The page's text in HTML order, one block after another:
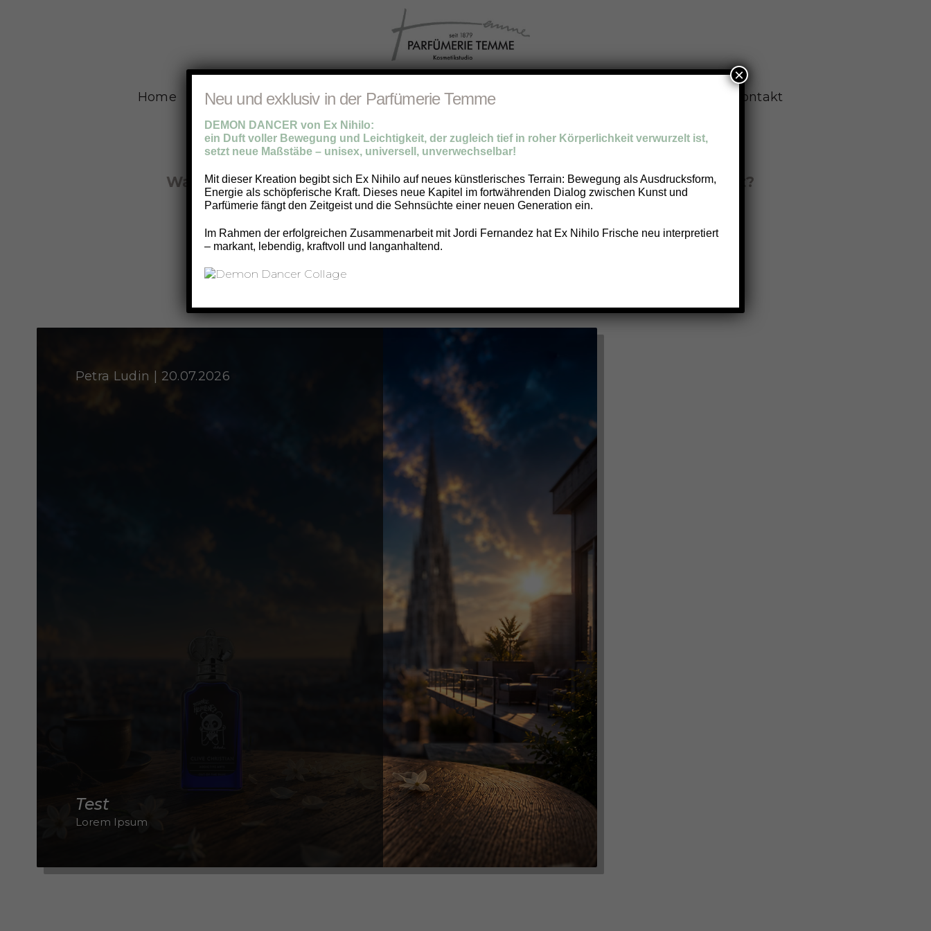
Home Über uns Team Marken Parfümwissen Duft Kontakt
Was gibt es Neues in der Parfümerie Temme und rund um unser Angebot?
Schauen Sie einfach immer mal wieder vorbei.
Petra Ludin | 20.07.2026
Test
Lorem Ipsum
Neu und exklusiv in der Parfümerie Temme
DEMON DANCER von Ex Nihilo:
ein Duft voller Bewegung und Leichtigkeit, der zugleich tief in roher Körperlichkeit verwurzelt ist,
setzt neue Maßstäbe – unisex, universell, unverwechselbar!
Mit dieser Kreation begibt sich Ex Nihilo auf neues künstlerisches Terrain: Bewegung als Ausdrucksform,
Energie als schöpferische Kraft. Dieses neue Kapitel im fortwährenden Dialog zwischen Kunst und
Parfümerie fängt den Zeitgeist und die Sehnsüchte einer neuen Generation ein.
Im Rahmen der erfolgreichen Zusammenarbeit mit Jordi Fernandez hat Ex Nihilo Frische neu interpretiert
– markant, lebendig, kraftvoll und langanhaltend.
×